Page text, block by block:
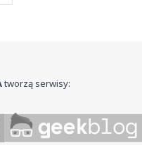
tworzą serwisy: